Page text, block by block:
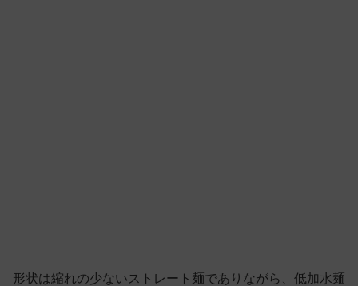
形状は縮れの少ないストレート麺でありながら、低加水麺